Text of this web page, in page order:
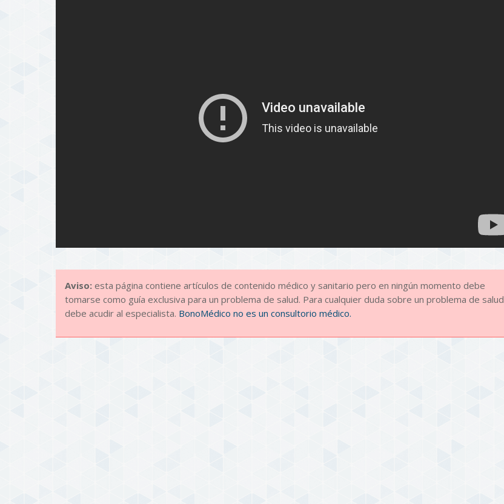
Aviso: esta página contiene artículos de contenido médico y sanitario pero en ningún momento debe
tomarse como guía exclusiva para un problema de salud. Para cualquier duda sobre un problema de salud
debe acudir al especialista. BonoMédico no es un consultorio médico.